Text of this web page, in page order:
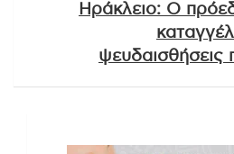
Ηράκλειο: Ο
ψευδαισθήσεις